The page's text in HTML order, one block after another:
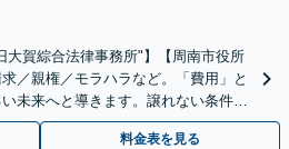
大賀綜合法律事務所"】【周南市役所
／親権／モラハラなど。「費用」と
未来へと導きます。譲れない条件が
ださい。
料金表を見る